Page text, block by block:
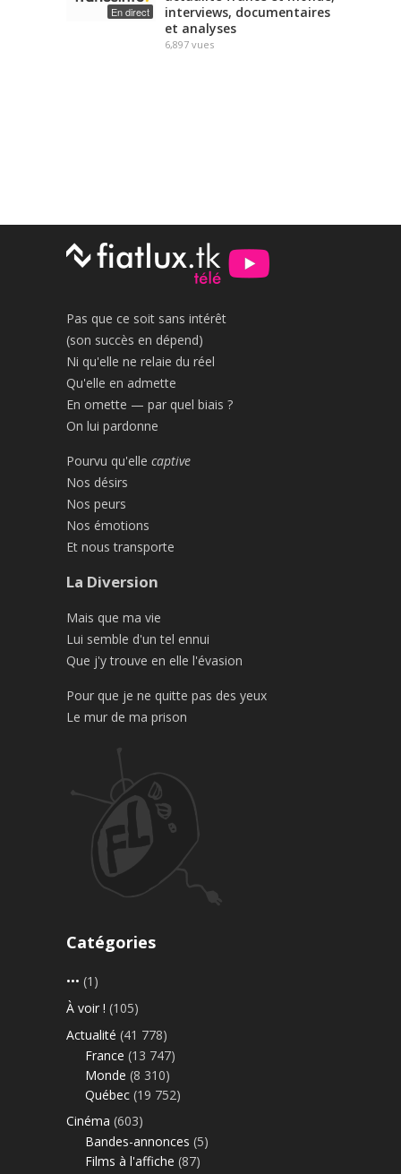
En direct
interviews, documentaires
et analyses
6,897 vues
Pas que ce soit sans intérêt
(son succès en dépend)
Ni qu'elle ne relaie du réel
Qu'elle en admette
En omette — par quel biais ?
On lui pardonne
Pourvu qu'elle captive
Nos désirs
Nos peurs
Nos émotions
Et nous transporte
La Diversion
Mais que ma vie
Lui semble d'un tel ennui
Que j'y trouve en elle l'évasion
Pour que je ne quitte pas des yeux
Le mur de ma prison
Catégories
••• (1)
À voir ! (105)
Actualité (41 778)
France (13 747)
Monde (8 310)
Québec (19 752)
Cinéma (603)
Bandes-annonces (5)
Films à l'affiche (87)